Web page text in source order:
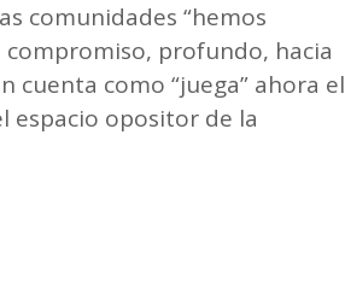
comunidades “hemos
profundo, hacia
cuenta como “juega” ahora el
espacio opositor de la